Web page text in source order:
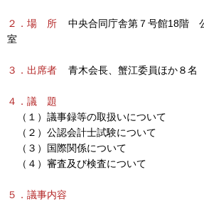
２．場 所
中央合同庁舎第７号館18階
室
３．出席者 青木会長、蟹江委員ほか８名
４．議 題
（１）議事録等の取扱いについて
（２）公認会計士試験について
（３）国際関係について
（４）審査及び検査について
５．議事内容